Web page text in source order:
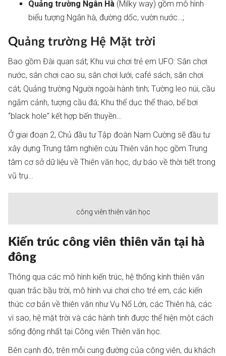
Quảng trường Ngân Hà (Milky way) gồm mô hình
biểu tượng Ngân hà, đường dốc, vườn nước…;
Quảng trường Hệ Mặt trời
Bao gồm Đài quan sát; Khu vui chơi trẻ em UFO: Sân chơi
nước, sân chơi cao su, sân chơi lưới, café sách, sân chơi
cát; Quảng trường Người ngoài hành tinh; Tường leo núi, cầu
ngắm cảnh, tượng cầu đá; Khu thể dục thể thao, bể bơi
“black hole” kết hợp bến thuyền…
Ở giai đoạn 2, Chủ đầu tư Tập đoàn Nam Cường sẽ đầu tư
xây dựng Trung tâm nghiên cứu Thiên văn học gồm Trung
tâm cơ sở dữ liệu về Thiên văn học, dự báo về thời tiết trong
vũ trụ…
công viên thiên văn học
Kiến trúc công viên thiên văn tại hà
đông
Thông qua các mô hình kiến trúc, hệ thống kính thiên văn
quan trắc bầu trời, mô hình vui chơi cho trẻ em, các kiến
thức cơ bản về thiên văn như Vụ Nổ Lớn, các Thiên hà, các
vì sao, hệ mặt trời và các hành tinh được thể hiện một cách
sống động nhất tại Công viên Thiên văn học.
Bên cạnh đó, trên mỗi cung đường của công viên, du khách